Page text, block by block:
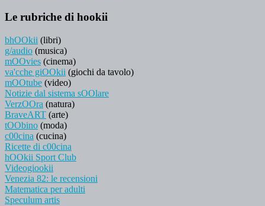
Le rubriche di hookii
bhOOkii (libri)
g/audio (musica)
mOOvies (cinema)
va'cche giOOkii (giochi da tavolo)
mOOtube (video)
Notizie dal sistema sOOlare
VerzOOra (natura)
BraveART (arte)
tOObino (moda)
c00cina (cucina)
Ricette di c00cina
hOOkii Sport Club
Videogiookii
Venezia 82: le recensioni
Matematica per adulti
Speculum artis